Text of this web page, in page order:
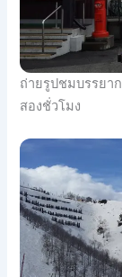
ถ่ายรูปชมบรรยาก
สองชั่วโมง